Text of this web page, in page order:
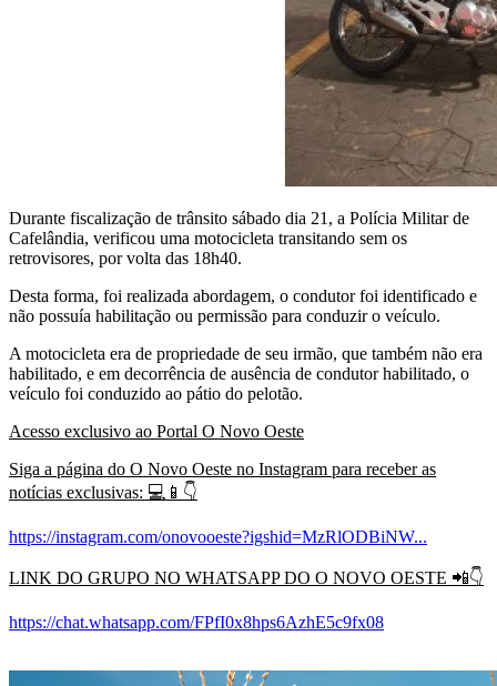
Durante fiscalização de trânsito sábado dia 21, a Polícia Militar de
Cafelândia, verificou uma motocicleta transitando sem os
retrovisores, por volta das 18h40.
Desta forma, foi realizada abordagem, o condutor foi identificado e
não possuía habilitação ou permissão para conduzir o veículo.
A motocicleta era de propriedade de seu irmão, que também não era
habilitado, e em decorrência de ausência de condutor habilitado, o
veículo foi conduzido ao pátio do pelotão.
Acesso exclusivo ao Portal O Novo Oeste
Siga a página do O Novo Oeste no Instagram para receber as
notícias exclusivas: 💻📱👇
https://instagram.com/onovooeste?igshid=MzRlODBiNW...
LINK DO GRUPO NO WHATSAPP DO O NOVO OESTE 📲👇
https://chat.whatsapp.com/FPfI0x8hps6AzhE5c9fx08